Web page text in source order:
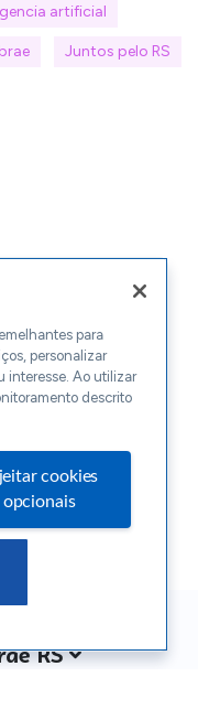
artificial
Juntos pelo RS
RS
para
personalizar
interesse. Ao utilizar
descrito
cookies
opcionais